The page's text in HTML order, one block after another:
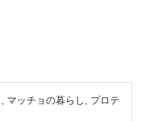
マッチョの暮らし
プロテ